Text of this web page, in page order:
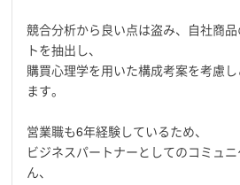
競合分析から良い点は盗み、自社商
トを抽出し、
購買心理学を用いた構成考案を考慮
ます。
営業職も6年経験しているため、
ビジネスパートナーとしてのコミュ
ん、